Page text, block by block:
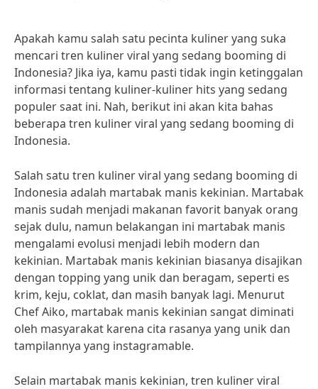
Apakah kamu salah satu pecinta kuliner yang suka
mencari tren kuliner viral yang sedang booming di
Indonesia? Jika iya, kamu pasti tidak ingin ketinggalan
informasi tentang kuliner-kuliner hits yang sedang
populer saat ini. Nah, berikut ini akan kita bahas
beberapa tren kuliner viral yang sedang booming di
Indonesia.
Salah satu tren kuliner viral yang sedang booming di
Indonesia adalah martabak manis kekinian. Martabak
manis sudah menjadi makanan favorit banyak orang
sejak dulu, namun belakangan ini martabak manis
mengalami evolusi menjadi lebih modern dan
kekinian. Martabak manis kekinian biasanya disajikan
dengan topping yang unik dan beragam, seperti es
krim, keju, coklat, dan masih banyak lagi. Menurut
Chef Aiko, martabak manis kekinian sangat diminati
oleh masyarakat karena cita rasanya yang unik dan
tampilannya yang instagramable.
Selain martabak manis kekinian, tren kuliner viral